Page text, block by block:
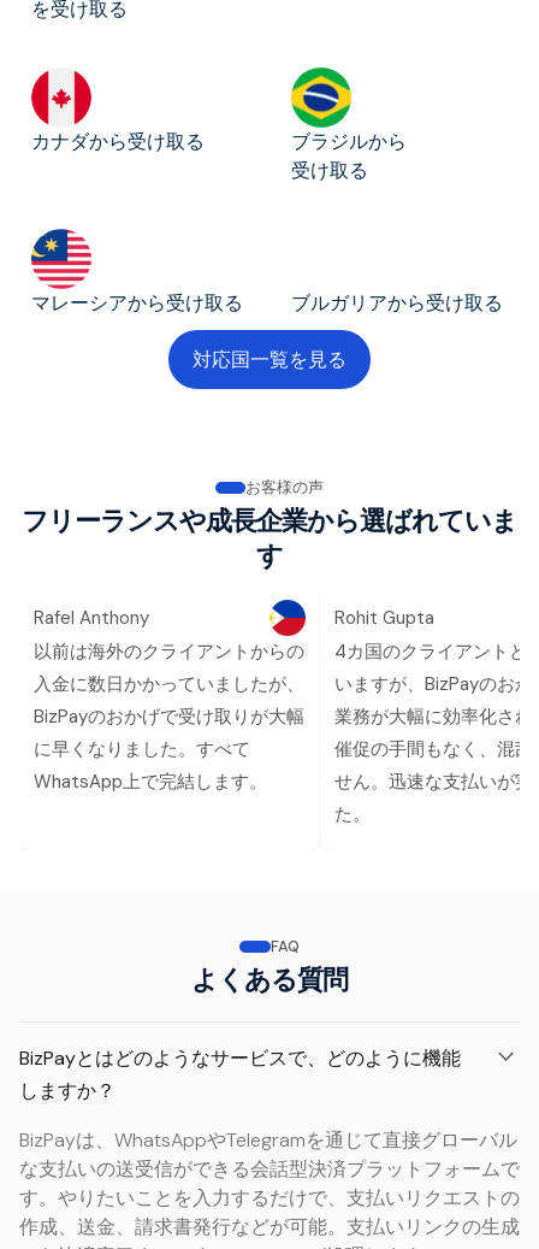
を受け取る
カナダから受け取る
ブラジルから
受け取る
マレーシアから受け取る ブルガリアから受け取る
対応国一覧を見る
お客様の声
フリーランスや成長企業から選ばれていま
す
Rafel Anthony
以前は海外のクライアントからの
入金に数日かかっていましたが、
BizPayのおかげで受け取りが大幅
に早くなりました。すべて
WhatsApp上で完結します。
Rohit Gupta
4カ国のクライアントと
いますが、BizPayのお
業務が大幅に効率化され
催促の手間もなく、混乱
せん。迅速な支払いが実
た。
FAQ
よくある質問
BizPayとはどのようなサービスで、どのように機能
しますか？
BizPayは、WhatsAppやTelegramを通じて直接グローバル
な支払いの送受信ができる会話型決済プラットフォームで
す。やりたいことを入力するだけで、支払いリクエストの
作成、送金、請求書発行などが可能。支払いリンクの生成